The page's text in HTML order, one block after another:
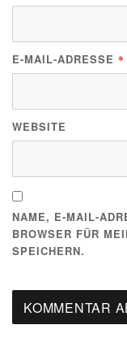
E-MAIL-ADRESSE *
WEBSITE
NAME, E-MAIL-
BROWSER FÜR
SPEICHERN.